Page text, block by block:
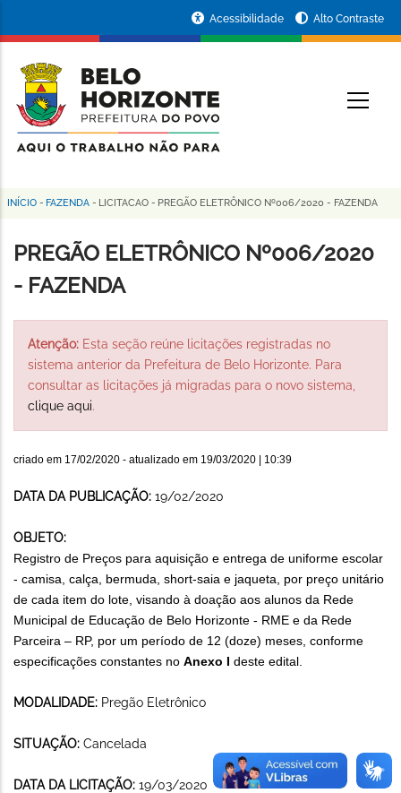
conteúdo
principal
da
Prefeitura
de
Horizonte
Acessibilidade Alto Contraste
Trilha
de
navegação
INÍCIO - FAZENDA - LICITACAO - PREGÃO ELETRÔNICO Nº006/2020 - FAZENDA
PREGÃO ELETRÔNICO Nº006/2020
- FAZENDA
Atenção: Esta seção reúne licitações registradas no
sistema anterior da Prefeitura de Belo Horizonte. Para
consultar as licitações já migradas para o novo sistema,
clique aqui.
criado em 17/02/2020 - atualizado em 19/03/2020 | 10:39
DATA DA PUBLICAÇÃO: 19/02/2020
OBJETO:
Registro de Preços para aquisição e entrega de uniforme escolar
- camisa, calça, bermuda, short-saia e jaqueta, por preço unitário
de cada item do lote, visando à doação aos alunos da Rede
Municipal de Educação de Belo Horizonte - RME e da Rede
Parceira – RP, por um período de 12 (doze) meses, conforme
especificações constantes no Anexo I deste edital.
MODALIDADE: Pregão Eletrônico
SITUAÇÃO: Cancelada
DATA DA LICITAÇÃO: 19/03/2020